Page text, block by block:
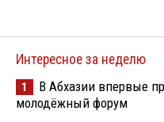
Интересное за неделю
1
В Абхазии впервые
молодёжный форум